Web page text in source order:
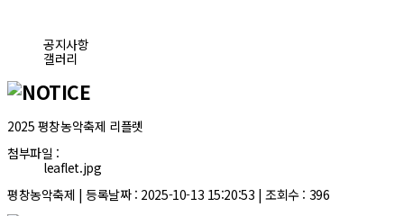
공지사항
갤러리
2025 평창농악축제 리플렛
첨부파일 :
leaflet.jpg
평창농악축제 | 등록날짜 : 2025-10-13 15:20:53 | 조회수 : 396